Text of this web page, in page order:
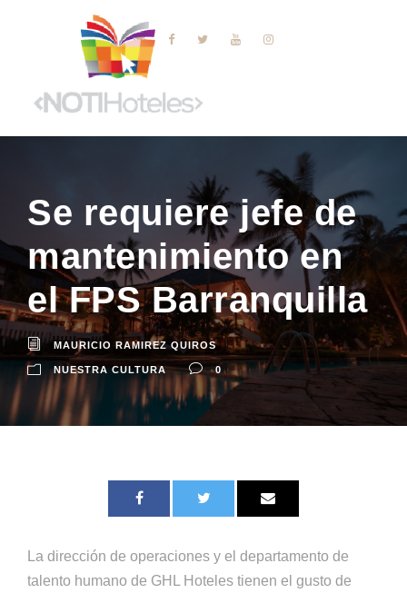
Se requiere jefe de
mantenimiento en
el FPS Barranquilla
MAURICIO RAMIREZ QUIROS
NUESTRA CULTURA 0
La dirección de operaciones y el departamento de
talento humano de GHL Hoteles tienen el gusto de